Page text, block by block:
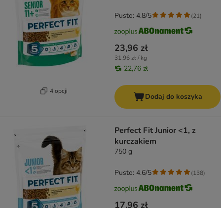
4 opcji
23,96 zł
31,96 zł / kg
22,76 zł
Pusto: 4.8/5 (21)
Dodaj do koszyka
Perfect Fit Junior <1, z
kurczakiem
750 g
17,96 zł
Pusto: 4.6/5 (138)